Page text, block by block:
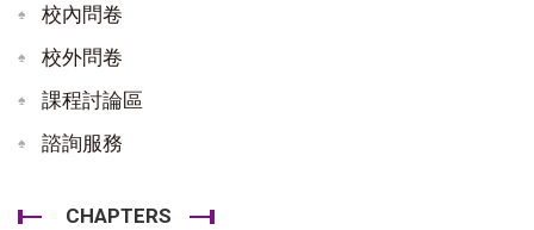
校內問卷
校外問卷
課程討論區
諮詢服務
CHAPTERS